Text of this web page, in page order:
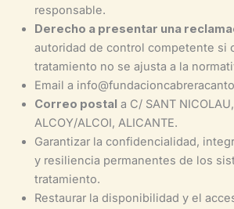
responsable.
Derecho a presentar una
autoridad de control competente si
tratamiento no se ajusta a la
Email a
Correo postal a C/ SANT
ALCOY/ALCOI, ALICANTE.
Garantizar la confidencialidad,
y resiliencia permanentes de los
tratamiento.
Restaurar la disponibilidad y el